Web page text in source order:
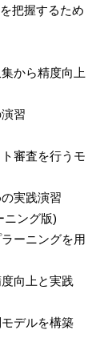
把握するため
から精度向上
習
審査を行うモ
実践演習
ニング版)
ーニングを用
向上と実践
デルを構築